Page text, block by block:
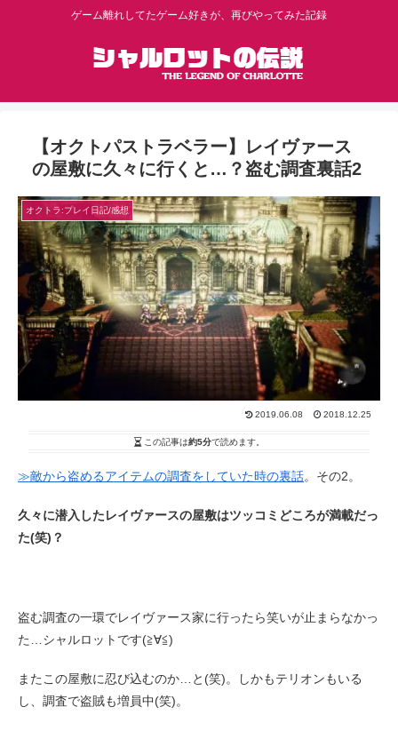
ゲーム離れしてたゲーム好きが、再びやってみた記録
【オクトパストラベラー】レイヴァース
の屋敷に久々に行くと…？盗む調査裏話2
オクトラ:プレイ日記/感想
2019.06.08 2018.12.25
この記事は約5分で読めます。
≫敵から盗めるアイテムの調査をしていた時の裏話。その2。
久々に潜入したレイヴァースの屋敷はツッコミどころが満載だっ
た(笑)？
盗む調査の一環でレイヴァース家に行ったら笑いが止まらなかっ
た…シャルロットです(≧∀≦)
またこの屋敷に忍び込むのか…と(笑)。しかもテリオンもいる
し、調査で盗賊も増員中(笑)。